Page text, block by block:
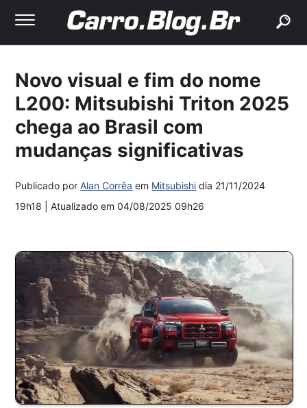
Novo visual e fim do nome
L200: Mitsubishi Triton 2025
chega ao Brasil com
mudanças significativas
Publicado porAlan Corrêa em Mitsubishi dia 21/11/2024
19h18
| Atualizado em04/08/2025 09h26